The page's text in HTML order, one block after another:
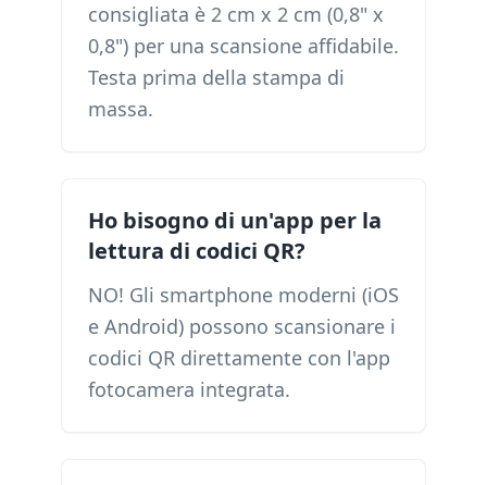
consigliata è 2 cm x 2 cm (0,8" x
0,8") per una scansione affidabile.
Testa prima della stampa di
massa.
Ho bisogno di un'app per la
lettura di codici QR?
NO! Gli smartphone moderni (iOS
e Android) possono scansionare i
codici QR direttamente con l'app
fotocamera integrata.